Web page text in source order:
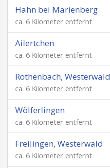
Hahn bei Marienberg
ca. 6 Kilometer entfernt
Ailertchen
ca. 6 Kilometer entfernt
Rothenbach, Westerwald
ca. 6 Kilometer entfernt
Wölferlingen
ca. 6 Kilometer entfernt
Freilingen, Westerwald
ca. 6 Kilometer entfernt